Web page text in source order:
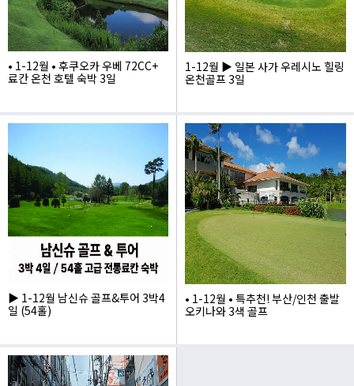
• 1-12월 • 후쿠오카 우베 72CC+
료칸 온천 호텔 숙박 3일
1,540,000
1-12월 ▶ 일본 사가 우레시노 힐링
온천골프 3일
1,795,000
▶ 1-12월 남신슈 골프&투어 3박4
일 (54홀)
1,730,000
• 1-12월 • 특추천! 부산/인천 출발
오키나와 3색 골프